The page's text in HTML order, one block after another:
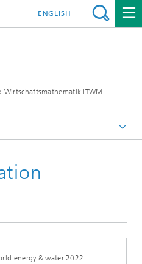
Wirtschaftsmathematik ITWM
ENGLISH
energy & water 2022